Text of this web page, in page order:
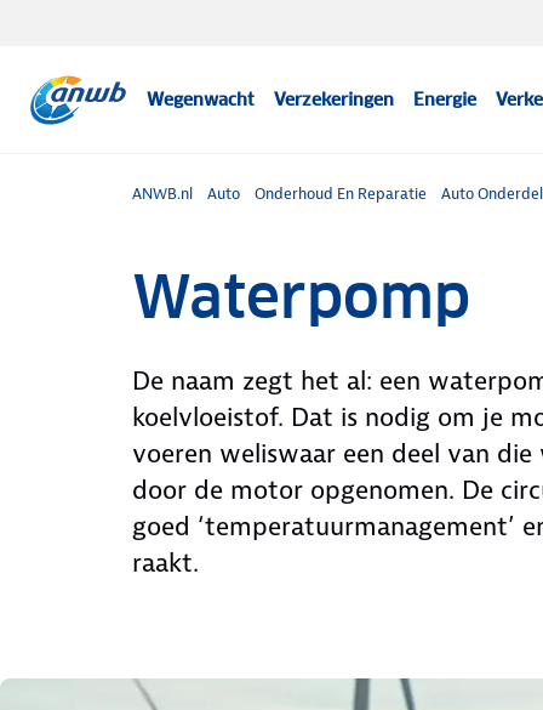
Wegenwacht Verzekeringen Energie
ANWB.nl Auto Onderhoud En Reparatie Auto
Waterpomp
De naam zegt het al: een
koelvloeistof. Dat is nodig om je
voeren weliswaar een deel van
door de motor opgenomen. De
goed ‘temperatuurmanagement’
raakt.